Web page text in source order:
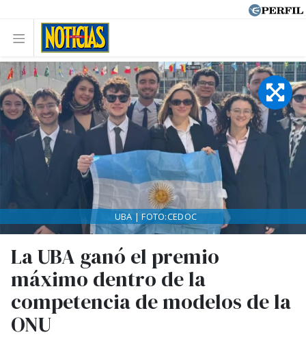
La UBA ganó el premio
máximo dentro de la
competencia de modelos de la
ONU
UBA | FOTO:CEDOC